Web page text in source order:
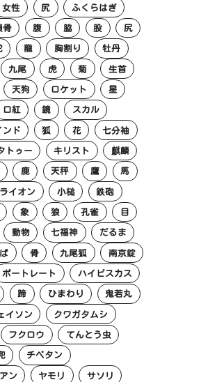
女性 尻
ふくらはぎ
骨 腹 脇 股
尻
龍 胸割り
牡丹
九尾 虎 菊
生首
天狗 ロケット
星
口紅 鏡
スカル
ンド 狐 花
七分袖
トゥー キリスト
麒麟
鹿 天秤 鷹
馬
ライオン 小槌
鉄砲
象 狼 孔雀
目
動物 七福神
だるま
骨 九尾狐
南京錠
ポートレート
ハイビスカス
蹄 ひまわり
鬼若丸
イソン
クワガタムシ
フクロウ
てんとう虫
チベタン
ン ヤモリ
サソリ